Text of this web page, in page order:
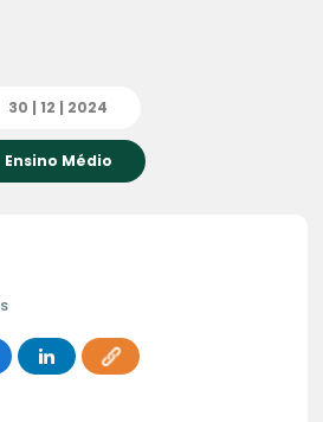
30 | 12 | 2024
Ensino Médio